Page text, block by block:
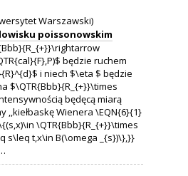
Warszawski)
poissonowskim
będzie ruchem
i niech $\eta $ będzie
$\QTR{Bbb}{R_{+}}\times
będęcą miarą
,,kiełbaskę Wienera \EQN{6}{1}
\QTR{Bbb}{R_{+}}\times
s\leq t,x\in B(\omega _{s})\},}}